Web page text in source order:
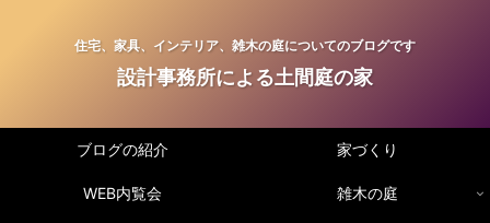
住宅、家具、インテリア、雑木の庭についてのブログです
設計事務所による土間庭の家
ブログの紹介 家づくり
WEB内覧会 雑木の庭